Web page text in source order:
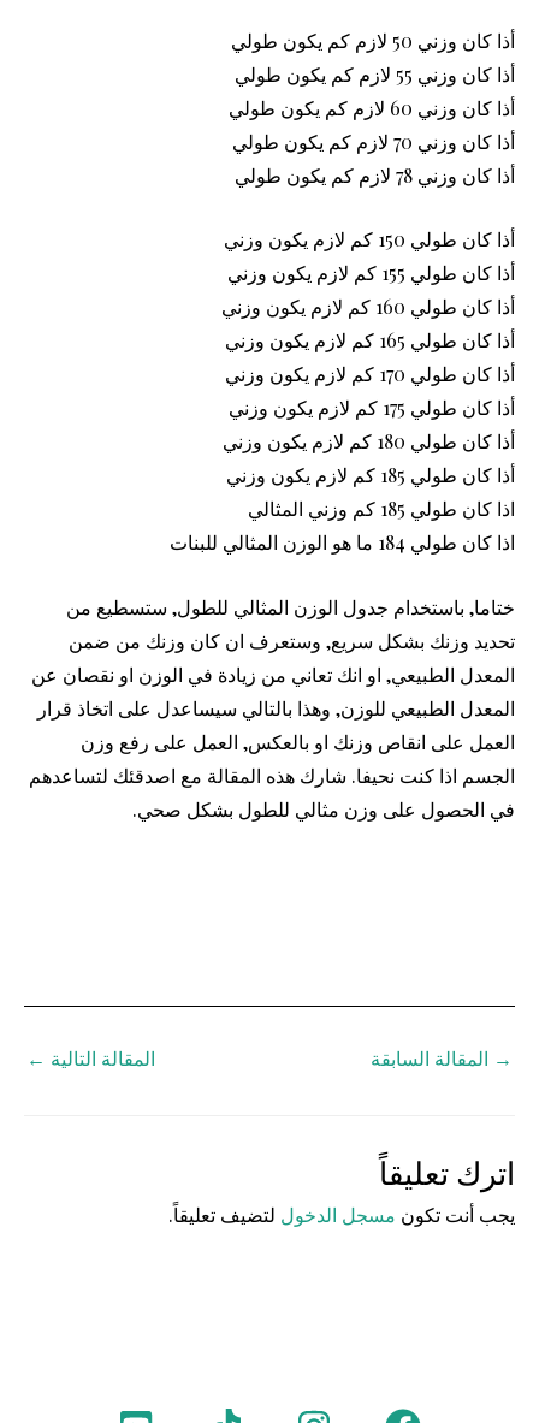
أذا كان وزني 50 لازم كم يكون طولي
أذا كان وزني 55 لازم كم يكون طولي
أذا كان وزني 60 لازم كم يكون طولي
أذا كان وزني 70 لازم كم يكون طولي
أذا كان وزني 78 لازم كم يكون طولي
أذا كان طولي 150 كم لازم يكون وزني
أذا كان طولي 155 كم لازم يكون وزني
أذا كان طولي 160 كم لازم يكون وزني
أذا كان طولي 165 كم لازم يكون وزني
أذا كان طولي 170 كم لازم يكون وزني
أذا كان طولي 175 كم لازم يكون وزني
أذا كان طولي 180 كم لازم يكون وزني
أذا كان طولي 185 كم لازم يكون وزني
اذا كان طولي 185 كم وزني المثالي
اذا كان طولي 184 ما هو الوزن المثالي للبنات
ختاما, باستخدام جدول الوزن المثالي للطول, ستسطيع من
تحديد وزنك بشكل سريع, وستعرف ان كان وزنك من ضمن
المعدل الطبيعي, او انك تعاني من زيادة في الوزن او نقصان عن
المعدل الطبيعي للوزن, وهذا بالتالي سيساعدل على اتخاذ قرار
العمل على انقاص وزنك او بالعكس, العمل على رفع وزن
الجسم اذا كنت نحيفا. شارك هذه المقالة مع اصدقئك لتساعدهم
في الحصول على وزن مثالي للطول بشكل صحي.
→ المقالة السابقة المقالة التالية ←
اترك تعليقاً
يجب أنت تكون مسجل الدخول لتضيف تعليقاً.